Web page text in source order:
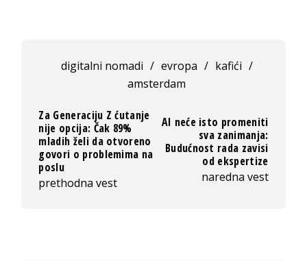
digitalni nomadi / evropa / kafići /
amsterdam
Za Generaciju Z ćutanje
nije opcija: Čak 89%
mladih želi da otvoreno
govori o problemima na
poslu
prethodna vest
AI neće isto promeniti
sva zanimanja:
Budućnost rada zavisi
od ekspertize
naredna vest